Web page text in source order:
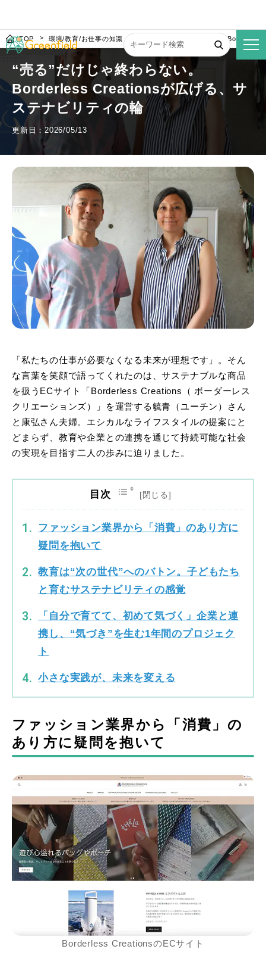
TOP 環境/教育/お仕事の知識 “売る”だけじゃ終わらない。
“売る”だけじゃ終わらない。
Borderless Creationsが広げる、サ
ステナビリティの輪
更新日：2026/05/13
「私たちの仕事が必要なくなる未来が理想です」。そん
な言葉を笑顔で語ってくれたのは、サステナブルな商品
を扱うECサイト「Borderless Creations（ ボーダーレス
クリエーションズ）」を運営する毓青（ユーチン）さん
と康弘さん夫婦。エシカルなライフスタイルの提案にと
どまらず、教育や企業との連携を通じて持続可能な社会
の実現を目指す二人の歩みに迫りました。
目次
ファッション業界から「消費」のあり方に
疑問を抱いて
教育は“次の世代”へのバトン。子どもたち
と育むサステナビリティの感覚
「自分で育てて、初めて気づく」企業と連
携し、“気づき”を生む1年間のプロジェク
ト
小さな実践が、未来を変える
ファッション業界から「消費」の
あり方に疑問を抱いて
Borderless CreationsのECサイト